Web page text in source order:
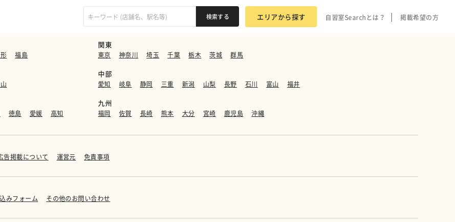
エリアから探す 自習室Searchとは？ 掲載希望の方
福島
関東
東京 神奈川 埼玉 千葉 栃木 茨城 群馬
中部
愛知 岐阜 静岡 三重 新潟 山梨 長野 石川 富山 福井
徳島 愛媛 高知
九州
福岡 佐賀 長崎 熊本 大分 宮崎 鹿児島 沖縄
告掲載について 運営元 免責事項
みフォーム その他のお問い合わせ